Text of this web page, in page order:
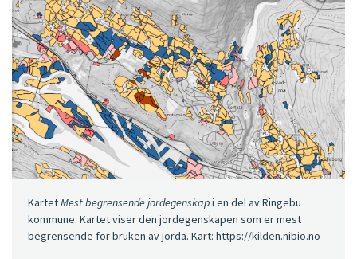
KartetMest begrensende jordegenskapi en del av Ringebu
kommune. Kartet viser den jordegenskapen som er mest
begrensende for bruken av jorda. Kart: https://kilden.nibio.no